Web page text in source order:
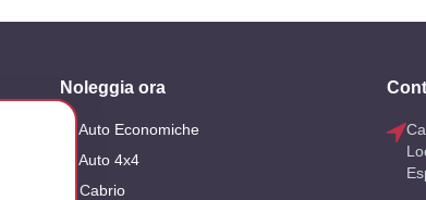
Noleggia ora
Auto Economiche
Auto 4x4
Cabrio